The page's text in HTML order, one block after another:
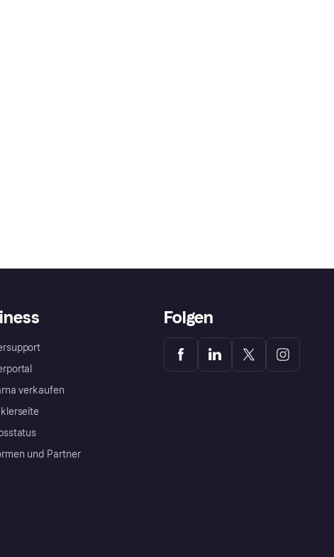
verkaufen
und Partner
Folgen